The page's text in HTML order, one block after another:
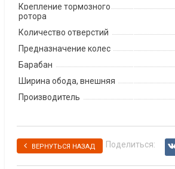
Крепление тормозного
ротора
Количество отверстий
Предназначение колес
Барабан
Ширина обода, внешняя
Производитель
ВЕРНУТЬСЯ НАЗАД Поделиться: